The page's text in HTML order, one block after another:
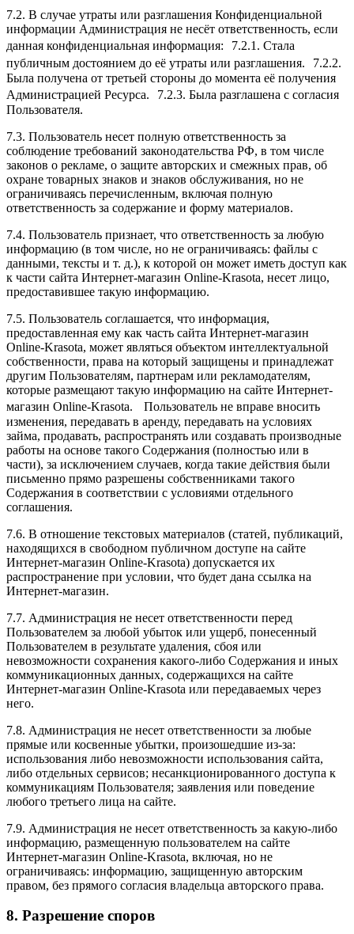
7.2. В случае утраты или разглашения Конфиденциальной
информации Администрация не несёт ответственность, если
данная конфиденциальная информация: 7.2.1. Стала
публичным достоянием до её утраты или разглашения. 7.2.2.
Была получена от третьей стороны до момента её получения
Администрацией Ресурса. 7.2.3. Была разглашена с согласия
Пользователя.
7.3. Пользователь несет полную ответственность за
соблюдение требований законодательства РФ, в том числе
законов о рекламе, о защите авторских и смежных прав, об
охране товарных знаков и знаков обслуживания, но не
ограничиваясь перечисленным, включая полную
ответственность за содержание и форму материалов.
7.4. Пользователь признает, что ответственность за любую
информацию (в том числе, но не ограничиваясь: файлы с
данными, тексты и т. д.), к которой он может иметь доступ как
к части сайта Интернет-магазин Online-Krasota, несет лицо,
предоставившее такую информацию.
7.5. Пользователь соглашается, что информация,
предоставленная ему как часть сайта Интернет-магазин
Online-Krasota, может являться объектом интеллектуальной
собственности, права на который защищены и принадлежат
другим Пользователям, партнерам или рекламодателям,
которые размещают такую информацию на сайте Интернет-
магазин Online-Krasota. Пользователь не вправе вносить
изменения, передавать в аренду, передавать на условиях
займа, продавать, распространять или создавать производные
работы на основе такого Содержания (полностью или в
части), за исключением случаев, когда такие действия были
письменно прямо разрешены собственниками такого
Содержания в соответствии с условиями отдельного
соглашения.
7.6. В отношение текстовых материалов (статей, публикаций,
находящихся в свободном публичном доступе на сайте
Интернет-магазин Online-Krasota) допускается их
распространение при условии, что будет дана ссылка на
Интернет-магазин.
7.7. Администрация не несет ответственности перед
Пользователем за любой убыток или ущерб, понесенный
Пользователем в результате удаления, сбоя или
невозможности сохранения какого-либо Содержания и иных
коммуникационных данных, содержащихся на сайте
Интернет-магазин Online-Krasota или передаваемых через
него.
7.8. Администрация не несет ответственности за любые
прямые или косвенные убытки, произошедшие из-за:
использования либо невозможности использования сайта,
либо отдельных сервисов; несанкционированного доступа к
коммуникациям Пользователя; заявления или поведение
любого третьего лица на сайте.
7.9. Администрация не несет ответственность за какую-либо
информацию, размещенную пользователем на сайте
Интернет-магазин Online-Krasota, включая, но не
ограничиваясь: информацию, защищенную авторским
правом, без прямого согласия владельца авторского права.
8. Разрешение споров